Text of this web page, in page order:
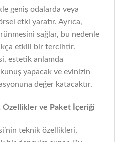
geniş odalarda veya
etki yaratır. Ayrıca,
sağlar, bu nedenle
etkili bir tercihtir.
estetik anlamda
yapacak ve evinizin
değer katacaktır.
Özellikler ve Paket İçeriği
teknik özellikleri,